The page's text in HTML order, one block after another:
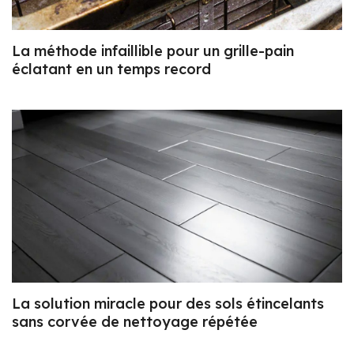
La méthode infaillible pour un grille-pain
éclatant en un temps record
La solution miracle pour des sols étincelants
sans corvée de nettoyage répétée